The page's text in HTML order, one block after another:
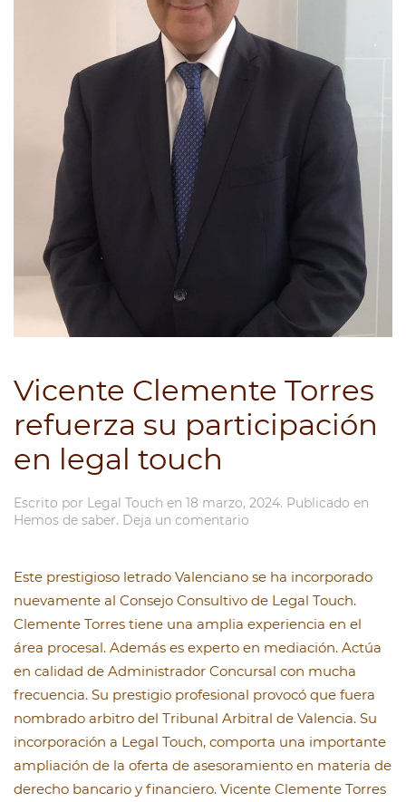
Vicente Clemente Torres
refuerza su participación
en legal touch
Escrito por Legal Touch en 18 marzo, 2024. Publicado en
Hemos de saber. Deja un comentario
Este prestigioso letrado Valenciano se ha incorporado
nuevamente al Consejo Consultivo de Legal Touch.
Clemente Torres tiene una amplia experiencia en el
área procesal. Además es experto en mediación. Actúa
en calidad de Administrador Concursal con mucha
frecuencia. Su prestigio profesional provocó que fuera
nombrado arbitro del Tribunal Arbitral de Valencia. Su
incorporación a Legal Touch, comporta una importante
ampliación de la oferta de asesoramiento en materia de
derecho bancario y financiero. Vicente Clemente Torres